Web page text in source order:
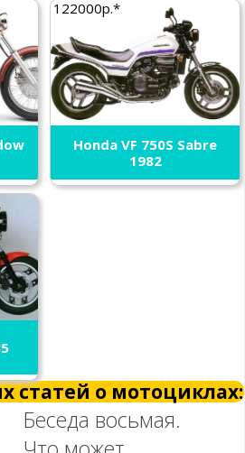
122000р.*
Honda VF 750S Sabre
1982
статей о мотоциклах:
Беседа восьмая.